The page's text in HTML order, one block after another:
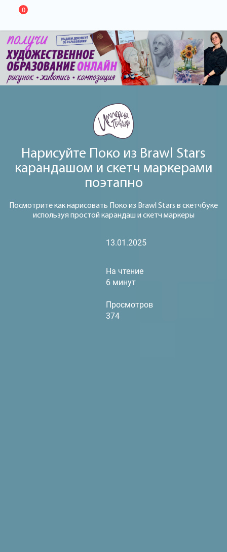
0
Нарисуйте Поко из Brawl Stars
карандашом и скетч маркерами
поэтапно
Посмотрите как нарисовать Поко из Brawl Stars в скетчбуке
используя простой карандаш и скетч маркеры
13.01.2025
На чтение
6 минут
Просмотров
374